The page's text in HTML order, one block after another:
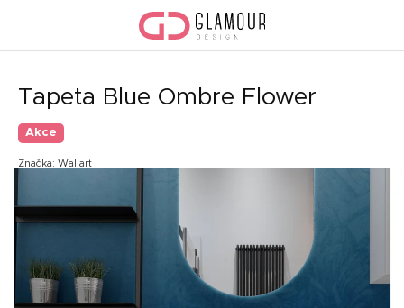
Tapeta Blue Ombre Flower
Akce
Značka: Wallart